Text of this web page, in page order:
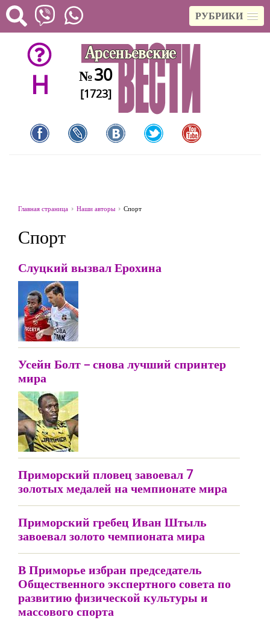
РУБРИКИ
H №30
[1723]
Главная страница Наши авторы Спорт
Спорт
Слуцкий вызвал Ерохина
Усейн Болт – снова лучший спринтер
мира
Приморский пловец завоевал 7
золотых медалей на чемпионате мира
Приморский гребец Иван Штыль
завоевал золото чемпионата мира
В Приморье избран председатель
Общественного экспертного совета по
развитию физической культуры и
массового спорта